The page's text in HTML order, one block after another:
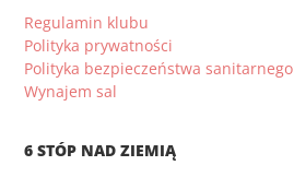
Regulamin klubu
Polityka prywatności
Polityka bezpieczeństwa sanitarnego
Wynajem sal
6 STÓP NAD ZIEMIĄ